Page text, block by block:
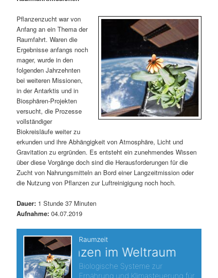
ä
r
e
n
I
n
h
a
t
s
r
n
d
ä
r
e
n
I
n
a
l
s
n
v
i
g
a
t
i
o
n
Pflanzenzucht war von
Anfang an ein Thema der
Raumfahrt. Waren die
Ergebnisse anfangs noch
mager, wurde in den
folgenden Jahrzehnten
bei weiteren Missionen,
in der Antarktis und in
Biosphären-Projekten
versucht, die Prozesse
vollständiger
Biokreisläufe weiter zu
erkunden und ihre Abhängigkeit von Atmosphäre, Licht und
Gravitation zu ergründen. Es entsteht ein zunehmendes Wissen
über diese Vorgänge doch sind die Herausforderungen für die
Zucht von Nahrungsmitteln an Bord einer Langzeitmission oder
die Nutzung von Pflanzen zur Luftreinigigung noch hoch.
Dauer: 1 Stunde 37 Minuten
Aufnahme: 04.07.2019